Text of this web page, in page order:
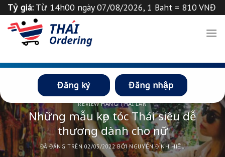
Chuyển
nội
Tỷ giá: Từ 14h00 ngày 07/08/2026, 1 Baht = 810 VNĐ
Tỉ giá 1 ฿=
Đăng ký Đăng nhập
REVIEW HÀNG THÁI LAN
Những mẫu kẹp tóc Thái siêu dễ
thương dành cho nữ
ĐÃ ĐĂNG TRÊN 02/03/2022 BỞINGUYỄN ĐÌNH HIẾU